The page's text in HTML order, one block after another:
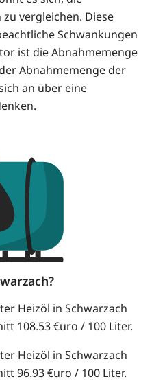
zu vergleichen. Diese
Schwankungen
ist die Abnahmemenge
Abnahmemenge der
an über eine
Heizöl in Schwarzach
108.53 €uro / 100 Liter.
Heizöl in Schwarzach
96.93 €uro / 100 Liter.